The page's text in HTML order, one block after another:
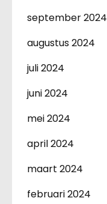
september 2024
augustus 2024
juli 2024
juni 2024
mei 2024
april 2024
maart 2024
februari 2024